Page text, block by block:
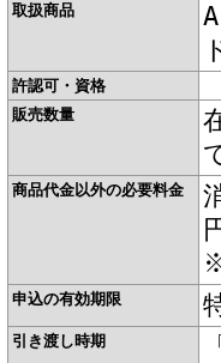
取扱商品
許認可・資格
販売数量
商品代金以外の必要料金
申込の有効期限
引き渡し時期